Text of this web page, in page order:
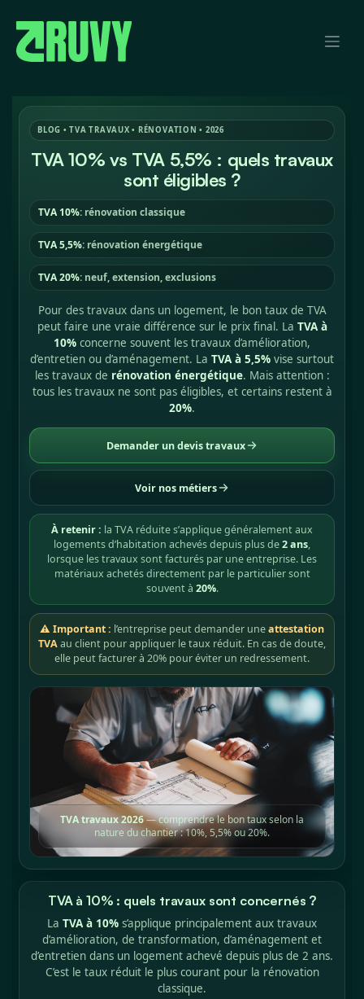
BLOG • TVA TRAVAUX • RÉNOVATION • 2026
TVA 10% vs TVA 5,5% : quels travaux
sont éligibles ?
TVA 10%: rénovation classique
TVA 5,5%: rénovation énergétique
TVA 20%: neuf, extension, exclusions
Pour des travaux dans un logement, le bon taux de TVA
peut faire une vraie différence sur le prix final. La TVA à
10% concerne souvent les travaux d’amélioration,
d’entretien ou d’aménagement. La TVA à 5,5% vise surtout
les travaux de rénovation énergétique. Mais attention :
tous les travaux ne sont pas éligibles, et certains restent à
20%.
Demander un devis travaux
Voir nos métiers
À retenir : la TVA réduite s’applique généralement aux
logements d’habitation achevés depuis plus de2 ans,
lorsque les travaux sont facturés par une entreprise. Les
matériaux achetés directement par le particulier sont
souvent à 20%.
⚠ Important : l’entreprise peut demander uneattestation
TVAau client pour appliquer le taux réduit. En cas de doute,
elle peut facturer à 20% pour éviter un redressement.
TVA travaux 2026— comprendre le bon taux selon la
nature du chantier : 10%, 5,5% ou 20%.
TVA à 10% : quels travaux sont concernés ?
La TVA à 10% s’applique principalement aux travaux
d’amélioration, de transformation, d’aménagement et
d’entretien dans un logement achevé depuis plus de 2 ans.
C’est le taux réduit le plus courant pour la rénovation
classique.